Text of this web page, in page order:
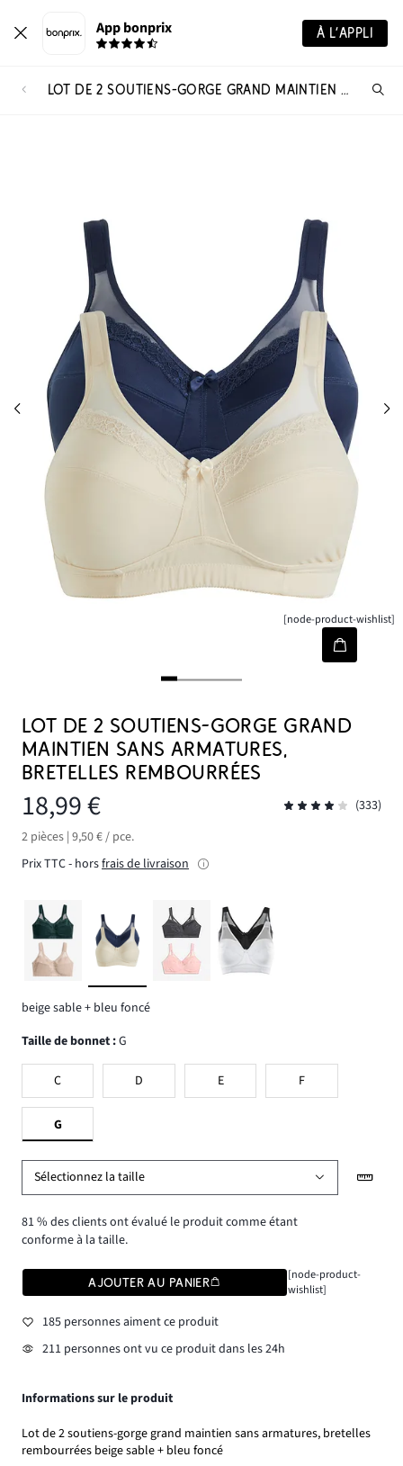
App bonprix À L’APPLI
LOT DE 2 SOUTIENS-GORGE GRAND MAINTIEN SANS ARMATURES, BRETELLES REMBOURRÉES
[node-product-wishlist]
LOT DE 2 SOUTIENS-GORGE GRAND
MAINTIEN SANS ARMATURES,
BRETELLES REMBOURRÉES
18,99 €
(333)
2 pièces | 9,50 € / pce.
Prix TTC - horsfrais de livraison
beige sable + bleu foncé
Taille de bonnet :G
C D E F
G
Sélectionnez la taille
81 % des clients ont évalué le produit comme étant
conforme à la taille.
AJOUTER AU PANIER
[node-product-
wishlist]
185 personnes aiment ce produit
211 personnes ont vu ce produit dans les 24h
Informations sur le produit
Lot de 2 soutiens-gorge grand maintien sans armatures, bretelles
rembourrées beige sable + bleu foncé